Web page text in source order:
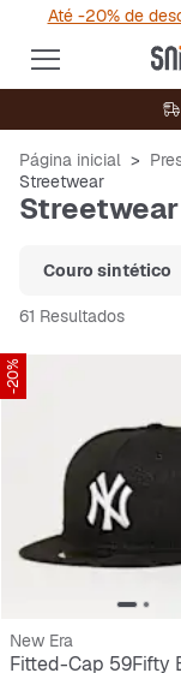
Até -20% de
Página inicial
Streetwear
Couro sintético
61 Resultados
-20%
New Era